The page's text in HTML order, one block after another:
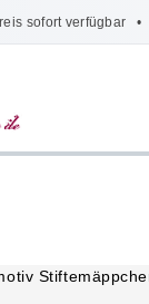
sofort verfügbar •